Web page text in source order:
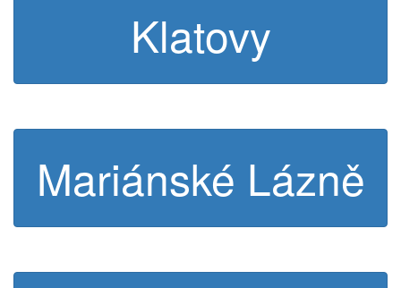
Klatovy
Mariánské Lázně